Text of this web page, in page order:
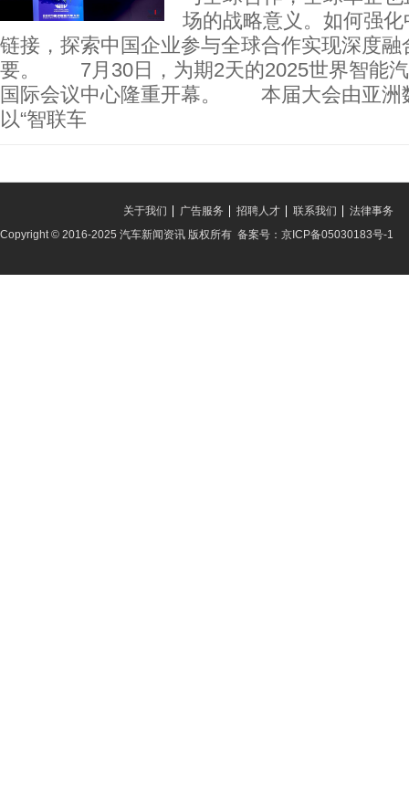
场的战略意义。如何强
链接，探索中国企业参与全球合作实现深度融
要。 7月30日，为期2天的2025世界智能汽
国际会议中心隆重开幕。 本届大会由亚洲
以“智联车
法律事务
联系我们
招聘人才
广告服务
关于我们
Copyright © 2016-2025 汽车新闻资讯 版权所有 备案号：京ICP备05030183号-1